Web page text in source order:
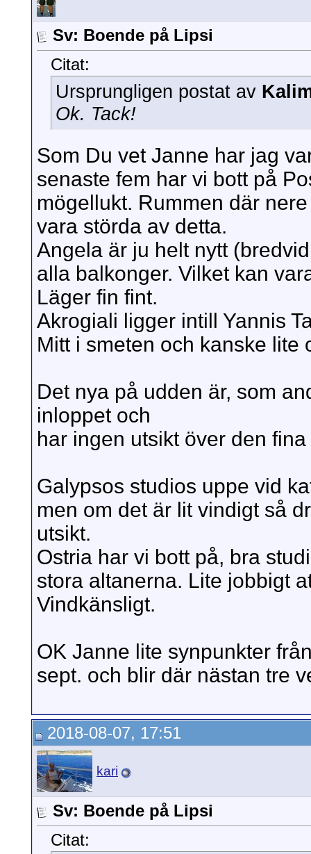
Sv: Boende på Lipsi
Citat:
Ursprungligen postat av
Ok. Tack!
Som Du vet Janne har jag
senaste fem har vi bott på
mögellukt. Rummen där
vara störda av detta.
Angela är ju helt nytt
alla balkonger. Vilket kan
Läger fin fint.
Akrogiali ligger intill Yannis
Mitt i smeten och kanske lite
Det nya på udden är, som
inloppet och
har ingen utsikt över den
Galypsos studios uppe vid
men om det är lit vindigt så
utsikt.
Ostria har vi bott på, bra
stora altanerna. Lite jobbigt
Vindkänsligt.
OK Janne lite synpunkter
sept. och blir där nästan tre
2018-08-07, 17:51
kari
Sv: Boende på Lipsi
Citat: